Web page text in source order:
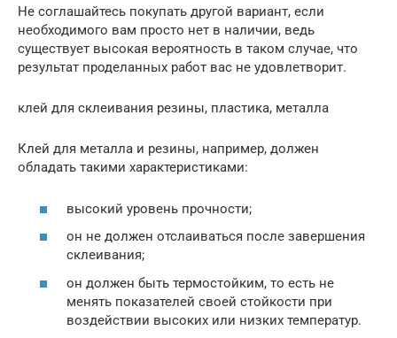
Не соглашайтесь покупать другой вариант, если
необходимого вам просто нет в наличии, ведь
существует высокая вероятность в таком случае, что
результат проделанных работ вас не удовлетворит.
клей для склеивания резины, пластика, металла
Клей для металла и резины, например, должен
обладать такими характеристиками:
высокий уровень прочности;
он не должен отслаиваться после завершения
склеивания;
он должен быть термостойким, то есть не
менять показателей своей стойкости при
воздействии высоких или низких температур.